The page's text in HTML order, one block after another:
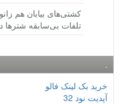
کشتی‌های بیابان هم
تلفات بی‌سابقه شترها
.
خرید بک لینک فالو
آپدیت نود 32